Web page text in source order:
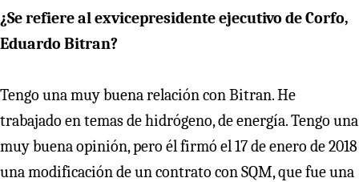
¿Se refiere al exvicepresidente ejecutivo de Corfo,
Eduardo Bitran?
Tengo una muy buena relación con Bitran. He
trabajado en temas de hidrógeno, de energía. Tengo una
muy buena opinión, pero él firmó el 17 de enero de 2018
una modificación de un contrato con SQM, que fue una